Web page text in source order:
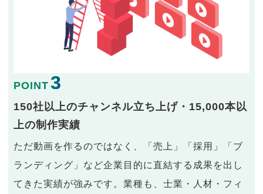
POINT 3
150社以上のチャンネル立ち上げ・15,000本以
上の制作実績
ただ動画を作るのではなく、「売上」「採用」「ブ
ランディング」など企業目的に直結する成果を出し
てきた実績が強みです。業種も、士業・人材・フィ